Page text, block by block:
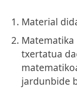
Material
txertatua
jardunbide